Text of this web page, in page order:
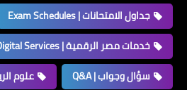
جداول الامتحانات | Exam Schedules
خدمات مصر الرقمية | Egypt Digital Services
سؤال وجواب | Q&A
علوم